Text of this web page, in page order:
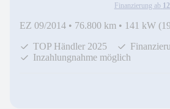
Finanzierung ab
EZ 09/2014 • 76.800 km • 141 kW
TOP Händler 2025
Inzahlungnahme möglich